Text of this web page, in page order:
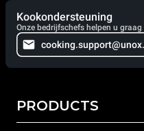
Kookondersteuning
Onze bedrijfschefs helpen u
PRODUCTS